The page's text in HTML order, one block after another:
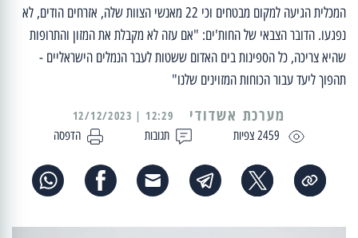
המכלית הגיעה למקום מבטחים וכי 22 מאנשי הצוות שלה, אזרחים הודים, לא
נפגעו. הדובר הצבאי של החות'ים: "אם עזה לא מקבלת את המזון והתרופות
שהיא צריכה, כל הספינות בים האדום ששטות לעבר הנמלים הישראליים -
תהפוך ליעד עבור הכוחות המזוינים שלנו"
2459 צפיות תגובות הדפסה
מערכת אשדודי 12:29 | 12/12/2023